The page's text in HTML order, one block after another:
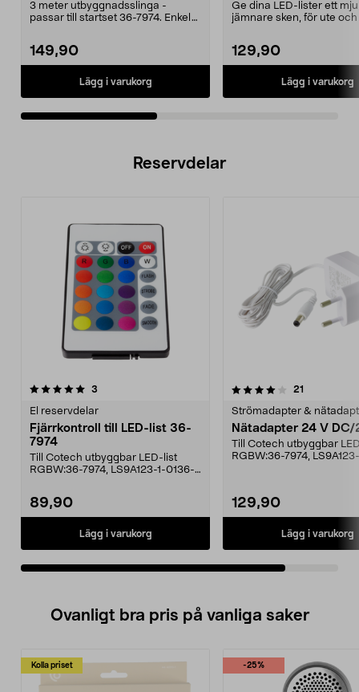
3 meter utbyggnadsslinga -
passar till startset 36-7974. Enkel
149,90
Lägg i varukorg
Ge dina LED-lister ett
jämnare sken, för ute och
129,90
Lägg i varukorg
Reservdelar
3
El reservdelar
Fjärrkontroll till LED-list 36-
7974
Till Cotech utbyggbar LED-list
RGBW:36-7974, LS9A123-1-0136-
89,90
Lägg i varukorg
4.0av 5 stjärnor 21
Strömadapter &
Nätadapter 24 V DC/
Till Cotech utbyggbar
RGBW:36-7974,
129,90
Lägg i varukorg
Ovanligt bra pris på vanliga saker
Kolla priset -25%